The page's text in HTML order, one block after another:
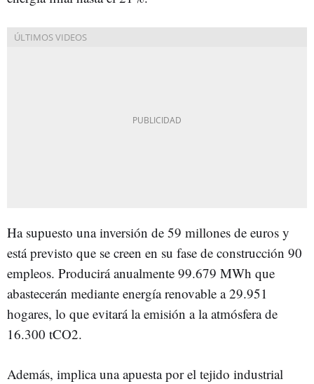
Ha supuesto una inversión de 59 millones de euros y
está previsto que se creen en su fase de construcción 90
empleos. Producirá anualmente 99.679 MWh que
abastecerán mediante energía renovable a 29.951
hogares, lo que evitará la emisión a la atmósfera de
16.300 tCO2.
Además, implica una apuesta por el tejido industrial